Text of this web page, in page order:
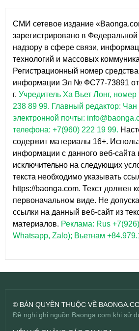
СМИ сетевое издание
зарегистрировано в
надзору в сфере связи,
технологий и массовых
Регистрационный номер
информации Эл № ФС77-73891 от
г. Учредитель Ха Вьет Лонг,
238 89 99. Главный редактор:
электронной почты:
телефона: +7(960) 222 19 99.
содержит материалы 16+.
информации с данного веб-сайта
исключительно на следующих
текста необходимо указывать
https://baonga.com. Текст должен
первоначальном виде. Не
ссылки на данный веб-сайт из
материалов. Реклама: Rus
Whatsapp, Zalo); Вьетнам
© BẢN QUYỀN THUỘC VỀ
Đề nghị ghi nguồn Baonga.com khi sử